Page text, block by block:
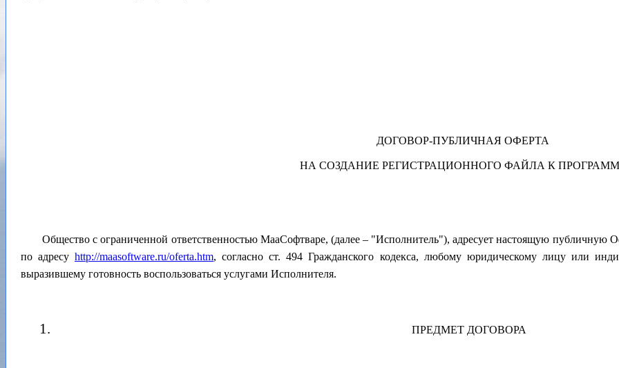
ДОГОВОР-ПУБЛИЧНАЯ ОФЕРТА
НА СОЗДАНИЕ РЕГИСТРАЦИОННОГО ФАЙЛА К
Общество с ограниченной ответственностью МааСофтваре, (далее – "Исполнитель"), адресует настоящую публичную
по адресу http://maasoftware.ru/oferta.htm, согласно ст. 494 Гражданского кодекса, любому юридическому лицу или
выразившему готовность воспользоваться услугами Исполнителя.
ПРЕДМЕТ ДОГОВОРА